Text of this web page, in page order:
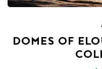
DOMES OF